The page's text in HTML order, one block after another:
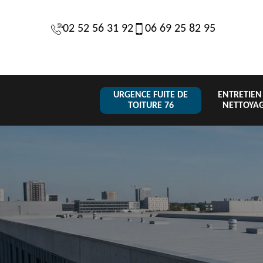
02 52 56 31 92 06 69 25 82 95
URGENCE FUITE DE
TOITURE 76
Réparation de
toiture 76
Urgence fuite
de toiture 76
de
tuile 76